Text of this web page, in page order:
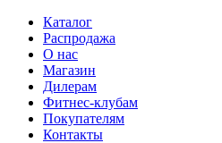
Каталог
Распродажа
О нас
Магазин
Дилерам
Фитнес-клубам
Покупателям
Контакты